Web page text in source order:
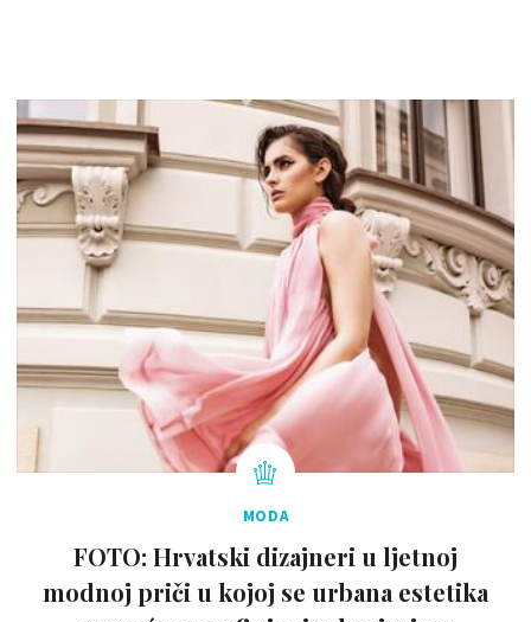
MODA
FOTO: Hrvatski dizajneri u ljetnoj
modnoj priči u kojoj se urbana estetika